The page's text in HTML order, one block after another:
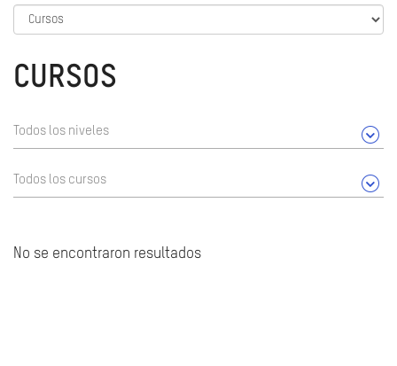
CURSOS
Todos los niveles
Todos los cursos
No se encontraron resultados